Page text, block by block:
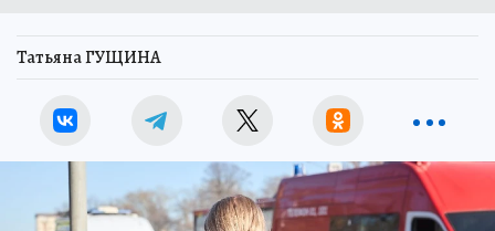
Татьяна ГУЩИНА